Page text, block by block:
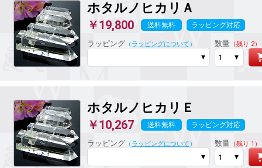
ホタルノヒカリ Ａ
￥19,800 送料無料 ラッピング対応
ラッピング （ ラッピングについて ） 数量（残り 2）
ホタルノヒカリ Ｅ
￥10,267 送料無料 ラッピング対応
ラッピング （ ラッピングについて ） 数量（残り 1）